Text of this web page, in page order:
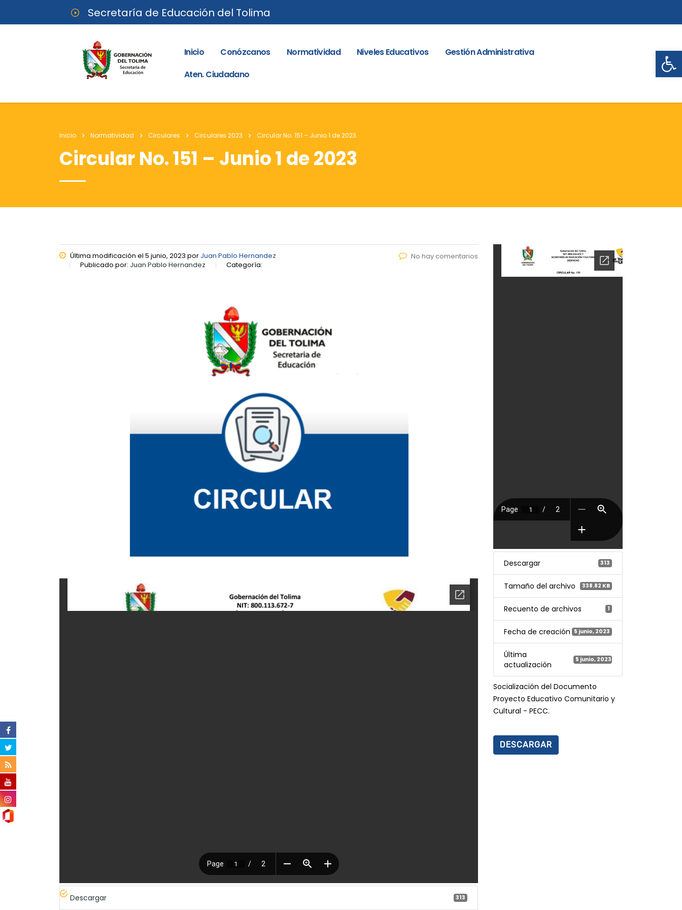
Secretaría de Educación del Tolima
Inicio Conózcanos Normatividad Niveles Educativos
Gestión Administrativa
Aten. Ciudadano
Inicio Normatividad Circulares Circulares 2023 Circular No. 151 – Junio 1 de 2023
Circular No. 151 – Junio 1 de 2023
Última modificación el 5 junio, 2023 por Juan Pablo Hernandez
Publicado por: Juan Pablo Hernandez Categoría:
No hay comentarios
Descargar 313
Descargar 313
Tamaño del archivo 338.82 KB
Recuento de archivos 1
Fecha de creación 5 junio, 2023
Última
actualización
5 junio, 2023
Socialización del Documento
Proyecto Educativo Comunitario y
Cultural - PECC.
DESCARGAR